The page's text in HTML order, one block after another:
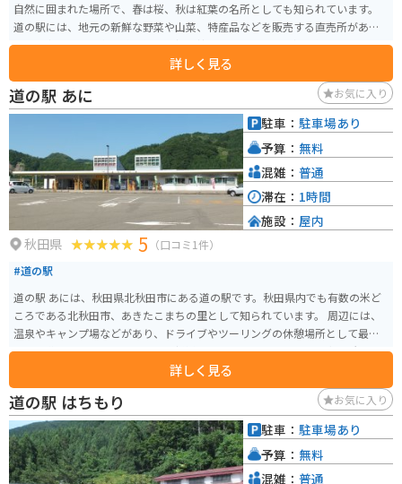
自然に囲まれた場所で、春は桜、秋は紅葉の名所としても知られています。
道の駅には、地元の新鮮な野菜や山菜、特産品などを販売する直売所があり
ます。中でも、比内地鶏を使った親子丼や、地元産のそば粉を使った手打ち
そばが人気です。バイクで訪れる際は、道の駅の駐車場にバイク専用のスペ
ースがあるので安心です。 周辺には、秋田杉の美林が続く「秋田杉大材加工
センター」や、地元の歴史や文化に触れられる「たかのす伝承館」など、見
どころも豊富です。また、道の駅から少し足を延ばせば、ブナの原生林が広
がる「森吉山」や、神秘的な青い湖面が美しい「田沢湖」など、自然豊かな
観光スポットも点在しています。
詳しく見る
道の駅 あに お気に入り
秋田県 5 （口コミ1件）
#道の駅
道の駅 あには、秋田県北秋田市にある道の駅です。秋田県内でも有数の米ど
ころである北秋田市、あきたこまちの里として知られています。 周辺には、
温泉やキャンプ場などがあり、ドライブやツーリングの休憩場所として最適
です。道の駅には、地元でとれた新鮮な野菜や特産品を販売する直売所や、
郷土料理を提供するレストランがあります。 バイクで訪れる際は、道の駅の
駐車場にバイク専用の駐車スペースが用意されているので安心です。道の駅
から眺めることができる雄大な山々は絶景で、自然を満喫することができま
す。地元の特産品としては、あきたこまちを使用したせんべいやお酒などが
人気です。道の駅 あにで、自然と地元の味覚を満喫してみてはいかがでしょ
うか。
詳しく見る
駐車： 駐車場あり
予算： 無料
混雑： 普通
滞在： 1時間
施設： 屋内
道の駅 はちもり お気に入り
駐車： 駐車場あり
予算： 無料
混雑： 普通